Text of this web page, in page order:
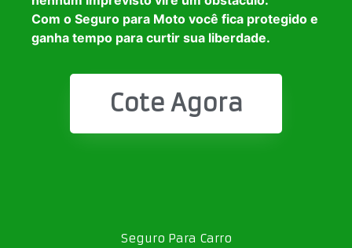
Com o Seguro para Moto você fica protegido e
ganha tempo para curtir sua liberdade.
Cote Agora
Seguro Para Carro